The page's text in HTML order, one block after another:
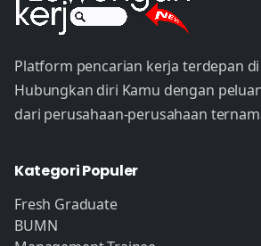
Platform pencarian kerja terdepan
Hubungkan diri Kamu dengan
dari perusahaan-perusahaan
Kategori Populer
Fresh Graduate
BUMN